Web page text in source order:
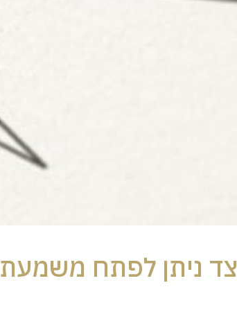
ניתן לפתח משמעת